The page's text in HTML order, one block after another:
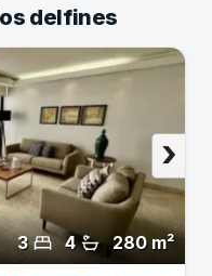
delfines
280 m²
4
3
›